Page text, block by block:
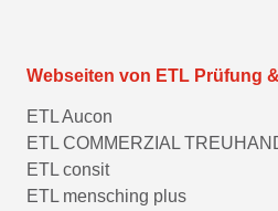
Webseiten von ETL Prüfung
ETL Aucon
ETL COMMERZIAL
ETL consit
ETL mensching plus